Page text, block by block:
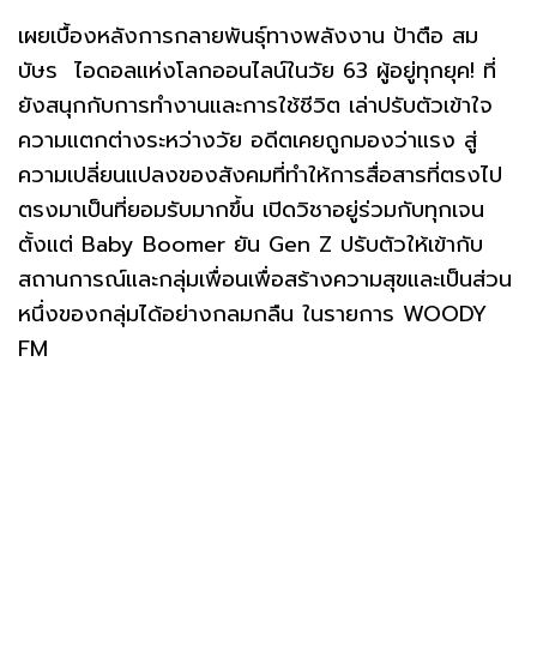
เผยเบื้องหลังการกลายพันธุ์ทางพลังงาน ป้าตือ สม
บัษร ไอดอลแห่งโลกออนไลน์ในวัย 63 ผู้อยู่ทุกยุค! ที่
ยังสนุกกับการทำงานและการใช้ชีวิต เล่าปรับตัวเข้าใจ
ความแตกต่างระหว่างวัย อดีตเคยถูกมองว่าแรง สู่
ความเปลี่ยนแปลงของสังคมที่ทำให้การสื่อสารที่ตรงไป
ตรงมาเป็นที่ยอมรับมากขึ้น เปิดวิชาอยู่ร่วมกับทุกเจน
ตั้งแต่ Baby Boomer ยัน Gen Z ปรับตัวให้เข้ากับ
สถานการณ์และกลุ่มเพื่อนเพื่อสร้างความสุขและเป็นส่วน
หนึ่งของกลุ่มได้อย่างกลมกลืน ในรายการ WOODY
FM